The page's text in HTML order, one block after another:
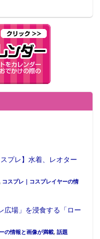
プレ】水着、レオター
コスプレ｜コスプレイヤーの情
広場」を浸食する「ロー
の情報と画像が満載, 話題